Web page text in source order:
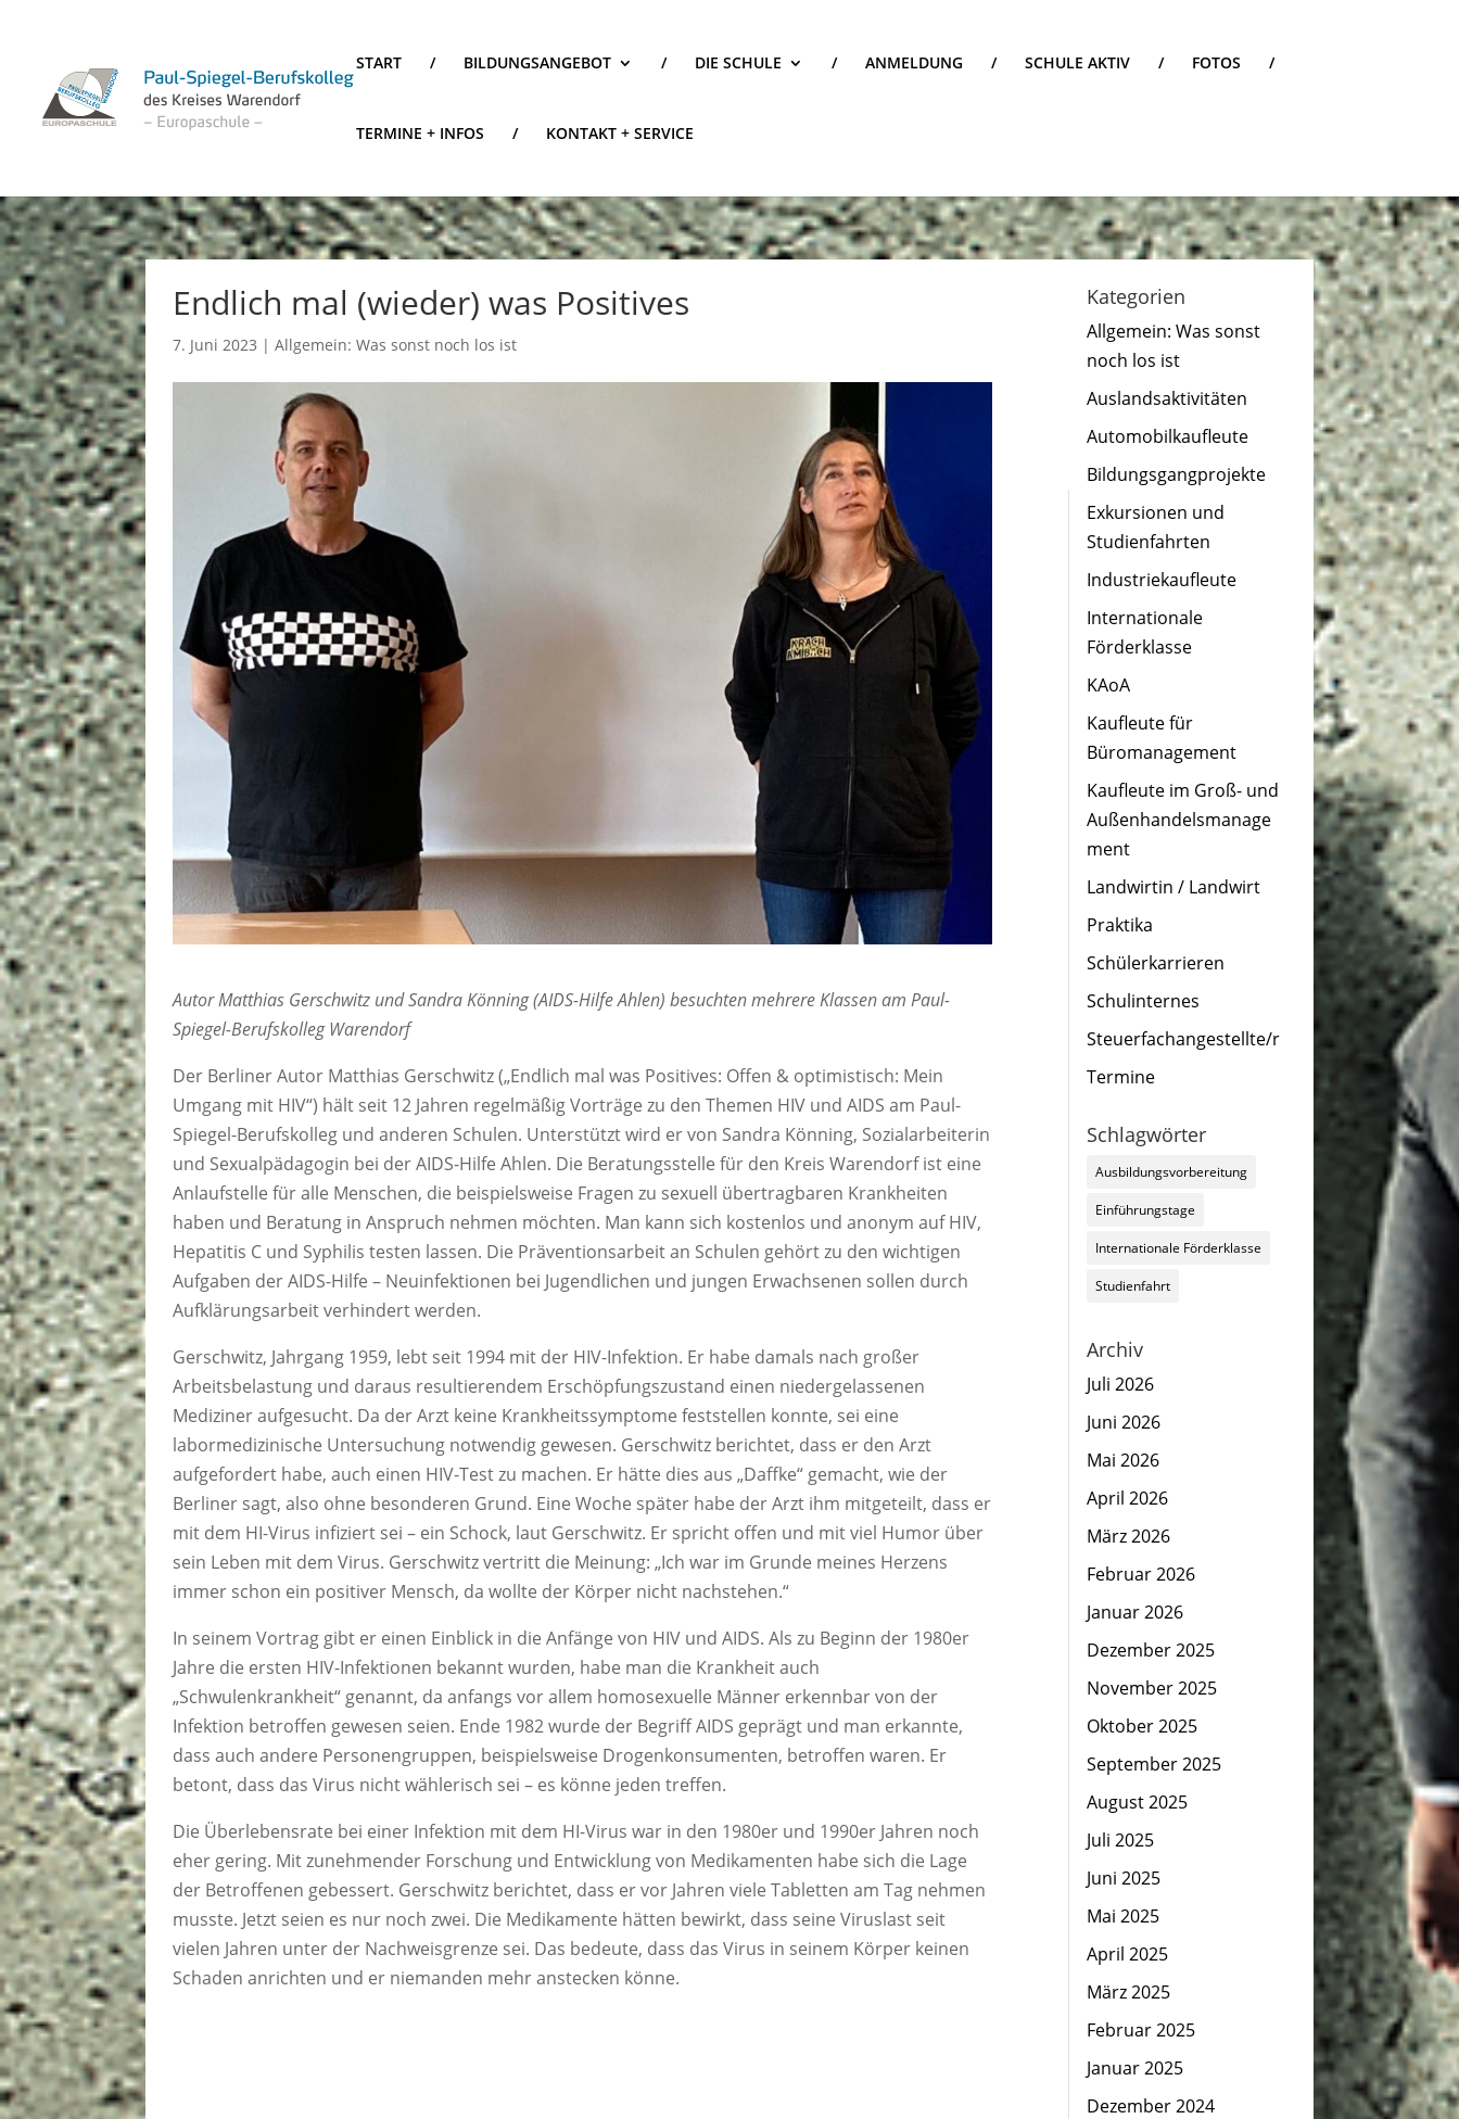
START / BILDUNGSANGEBOT / DIE SCHULE / ANMELDUNG / SCHULE AKTIV / FOTOS /
TERMINE + INFOS / KONTAKT + SERVICE
Endlich mal (wieder) was Positives
7. Juni 2023 |Allgemein: Was sonst noch los ist
Autor Matthias Gerschwitz und Sandra Könning (AIDS-Hilfe Ahlen) besuchten mehrere Klassen am Paul-
Spiegel-Berufskolleg Warendorf
Der Berliner Autor Matthias Gerschwitz („Endlich mal was Positives: Offen & optimistisch: Mein
Umgang mit HIV“) hält seit 12 Jahren regelmäßig Vorträge zu den Themen HIV und AIDS am Paul-
Spiegel-Berufskolleg und anderen Schulen. Unterstützt wird er von Sandra Könning, Sozialarbeiterin
und Sexualpädagogin bei der AIDS-Hilfe Ahlen. Die Beratungsstelle für den Kreis Warendorf ist eine
Anlaufstelle für alle Menschen, die beispielsweise Fragen zu sexuell übertragbaren Krankheiten
haben und Beratung in Anspruch nehmen möchten. Man kann sich kostenlos und anonym auf HIV,
Hepatitis C und Syphilis testen lassen. Die Präventionsarbeit an Schulen gehört zu den wichtigen
Aufgaben der AIDS-Hilfe – Neuinfektionen bei Jugendlichen und jungen Erwachsenen sollen durch
Aufklärungsarbeit verhindert werden.
Gerschwitz, Jahrgang 1959, lebt seit 1994 mit der HIV-Infektion. Er habe damals nach großer
Arbeitsbelastung und daraus resultierendem Erschöpfungszustand einen niedergelassenen
Mediziner aufgesucht. Da der Arzt keine Krankheitssymptome feststellen konnte, sei eine
labormedizinische Untersuchung notwendig gewesen. Gerschwitz berichtet, dass er den Arzt
aufgefordert habe, auch einen HIV-Test zu machen. Er hätte dies aus „Daffke“ gemacht, wie der
Berliner sagt, also ohne besonderen Grund. Eine Woche später habe der Arzt ihm mitgeteilt, dass er
mit dem HI-Virus infiziert sei – ein Schock, laut Gerschwitz. Er spricht offen und mit viel Humor über
sein Leben mit dem Virus. Gerschwitz vertritt die Meinung: „Ich war im Grunde meines Herzens
immer schon ein positiver Mensch, da wollte der Körper nicht nachstehen.“
In seinem Vortrag gibt er einen Einblick in die Anfänge von HIV und AIDS. Als zu Beginn der 1980er
Jahre die ersten HIV-Infektionen bekannt wurden, habe man die Krankheit auch
„Schwulenkrankheit“ genannt, da anfangs vor allem homosexuelle Männer erkennbar von der
Infektion betroffen gewesen seien. Ende 1982 wurde der Begriff AIDS geprägt und man erkannte,
dass auch andere Personengruppen, beispielsweise Drogenkonsumenten, betroffen waren. Er
betont, dass das Virus nicht wählerisch sei – es könne jeden treffen.
Die Überlebensrate bei einer Infektion mit dem HI-Virus war in den 1980er und 1990er Jahren noch
eher gering. Mit zunehmender Forschung und Entwicklung von Medikamenten habe sich die Lage
der Betroffenen gebessert. Gerschwitz berichtet, dass er vor Jahren viele Tabletten am Tag nehmen
musste. Jetzt seien es nur noch zwei. Die Medikamente hätten bewirkt, dass seine Viruslast seit
vielen Jahren unter der Nachweisgrenze sei. Das bedeute, dass das Virus in seinem Körper keinen
Schaden anrichten und er niemanden mehr anstecken könne.
Kategorien
Allgemein: Was sonst
noch los ist
Auslandsaktivitäten
Automobilkaufleute
Bildungsgangprojekte
Exkursionen und
Studienfahrten
Industriekaufleute
Internationale
Förderklasse
KAoA
Kaufleute für
Büromanagement
Kaufleute im Groß- und
Außenhandelsmanage
ment
Landwirtin / Landwirt
Praktika
Schülerkarrieren
Schulinternes
Steuerfachangestellte/r
Termine
Schlagwörter
Ausbildungsvorbereitung
Einführungstage
Internationale Förderklasse
Studienfahrt
Archiv
Juli 2026
Juni 2026
Mai 2026
April 2026
März 2026
Februar 2026
Januar 2026
Dezember 2025
November 2025
Oktober 2025
September 2025
August 2025
Juli 2025
Juni 2025
Mai 2025
April 2025
März 2025
Februar 2025
Januar 2025
Dezember 2024